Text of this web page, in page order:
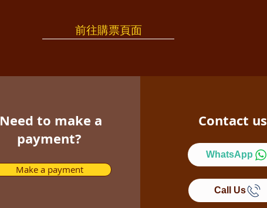
前往購票頁面
Need to make a
payment?
Make a payment
Contact us
WhatsApp
Call Us